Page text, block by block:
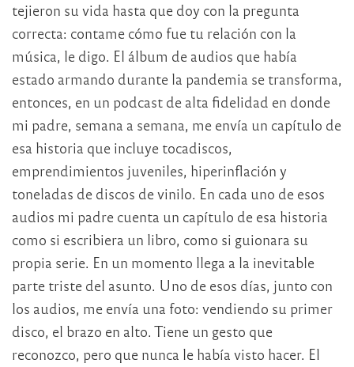
tejieron su vida hasta que doy con la pregunta
correcta: contame cómo fue tu relación con la
música, le digo. El álbum de audios que había
estado armando durante la pandemia se transforma,
entonces, en un podcast de alta fidelidad en donde
mi padre, semana a semana, me envía un capítulo de
esa historia que incluye tocadiscos,
emprendimientos juveniles, hiperinflación y
toneladas de discos de vinilo. En cada uno de esos
audios mi padre cuenta un capítulo de esa historia
como si escribiera un libro, como si guionara su
propia serie. En un momento llega a la inevitable
parte triste del asunto. Uno de esos días, junto con
los audios, me envía una foto: vendiendo su primer
disco, el brazo en alto. Tiene un gesto que
reconozco, pero que nunca le había visto hacer. El